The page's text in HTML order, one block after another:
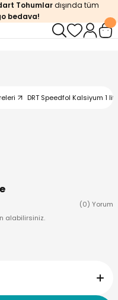
Tohumlardışında tüm
bedava!
DRT Speedfol Kalsiyum 1
(0) Yorum
alabilirsiniz.